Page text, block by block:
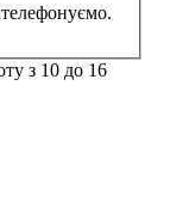
з 10 до 16